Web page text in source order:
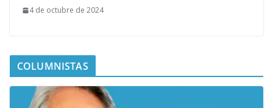
4 de octubre de 2024
COLUMNISTAS